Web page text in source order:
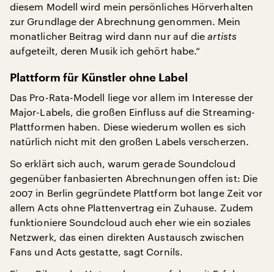
diesem Modell wird mein persönliches Hörverhalten
zur Grundlage der Abrechnung genommen. Mein
monatlicher Beitrag wird dann nur auf dieartists
aufgeteilt, deren Musik ich gehört habe.“
Plattform für Künstler ohne Label
Das Pro-Rata-Modell liege vor allem im Interesse der
Major-Labels, die großen Einfluss auf die Streaming-
Plattformen haben. Diese wiederum wollen es sich
natürlich nicht mit den großen Labels verscherzen.
So erklärt sich auch, warum gerade Soundcloud
gegenüber fanbasierten Abrechnungen offen ist: Die
2007 in Berlin gegründete Plattform bot lange Zeit vor
allem Acts ohne Plattenvertrag ein Zuhause. Zudem
funktioniere Soundcloud auch eher wie ein soziales
Netzwerk, das einen direkten Austausch zwischen
Fans und Acts gestatte, sagt Cornils.